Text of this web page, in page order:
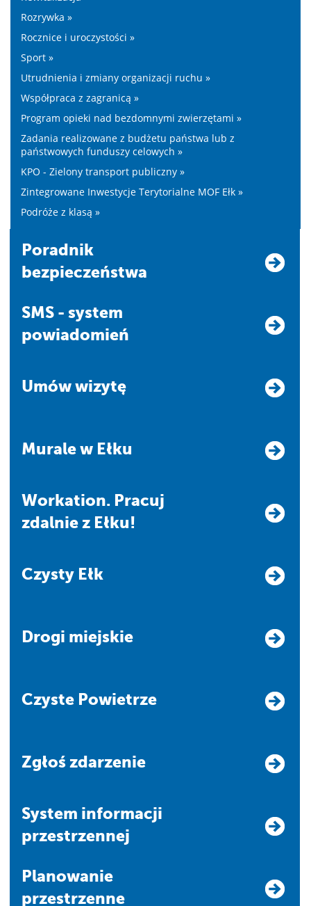
Rozrywka »
Rocznice i uroczystości »
Sport »
Utrudnienia i zmiany organizacji ruchu »
Współpraca z zagranicą »
Program opieki nad bezdomnymi zwierzętami »
Zadania realizowane z budżetu państwa lub z
państwowych funduszy celowych »
KPO - Zielony transport publiczny »
Zintegrowane Inwestycje Terytorialne MOF Ełk »
Podróże z klasą »
Poradnik
bezpieczeństwa
SMS - system
powiadomień
Umów wizytę
Murale w Ełku
Workation. Pracuj
zdalnie z Ełku!
Czysty Ełk
Drogi miejskie
Czyste Powietrze
Zgłoś zdarzenie
system informacji
przestrzennej
Planowanie
przestrzenne